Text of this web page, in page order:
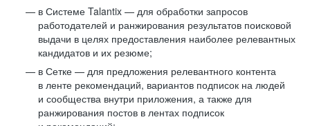
в Системе Talantix — для обработки запросов
работодателей и ранжирования результатов поисковой
выдачи в целях предоставления наиболее релевантных
кандидатов и их резюме;
в Сетке — для предложения релевантного контента
в ленте рекомендаций, вариантов подписок на людей
и сообщества внутри приложения, а также для
ранжирования постов в лентах подписок